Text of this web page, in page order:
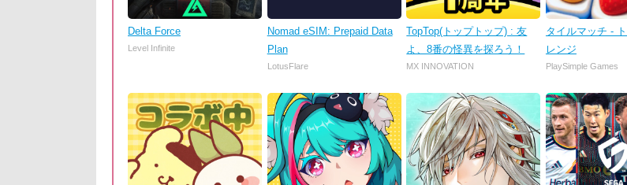
Delta Force
Level Infinite
Nomad eSIM: Prepaid Data
Plan
LotusFlare
TopTop(トップトップ) : 友
よ、8番の怪異を探ろう！
MX INNOVATION
タイルマッチ -
レンジ
PlaySimple Games